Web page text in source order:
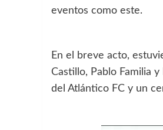
eventos como este.
En el breve acto,
Castillo, Pablo Familia
del Atlántico FC y un